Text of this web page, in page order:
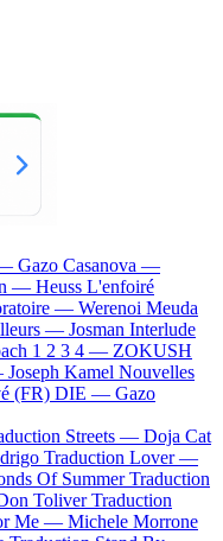
Gazo Casanova —
— Heuss L'enfoiré
— Werenoi Meuda
— Josman Interlude
1 2 3 4 — ZOKUSH
Joseph Kamel Nouvelles
(FR) DIE — Gazo
Streets — Doja Cat
Traduction Lover —
Of Summer Traduction
Toliver Traduction
Me — Michele Morrone